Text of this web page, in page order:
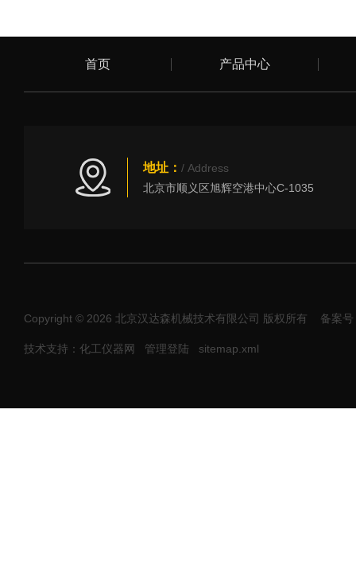
首页 产品中心
地址： / Address
北京市顺义区旭辉空港中心C-1035
Copyright © 2026 北京汉达森机械技术有限公司 版权所有 备案
技术支持：化工仪器网 管理登陆 sitemap.xml